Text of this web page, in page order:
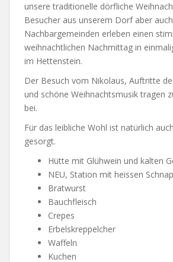
unsere traditionelle dörfliche
Besucher aus unserem Dorf aber
Nachbargemeinden erleben einen
weihnachtlichen Nachmittag in
im Hettenstein.
Der Besuch vom Nikolaus, Auftritte
und schöne Weihnachtsmusik tragen
bei.
Für das leibliche Wohl ist natürlich
gesorgt.
Hütte mit Glühwein und kalten
NEU, Station mit heissen
Bratwurst
Bauchfleisch
Crepes
Erbelskreppelcher
Waffeln
Kuchen